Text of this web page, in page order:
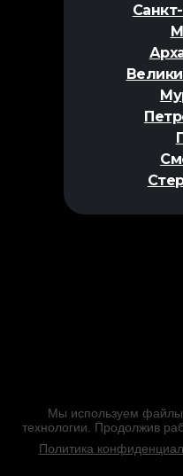
Мы используем
технологии. Продолжив
Политика